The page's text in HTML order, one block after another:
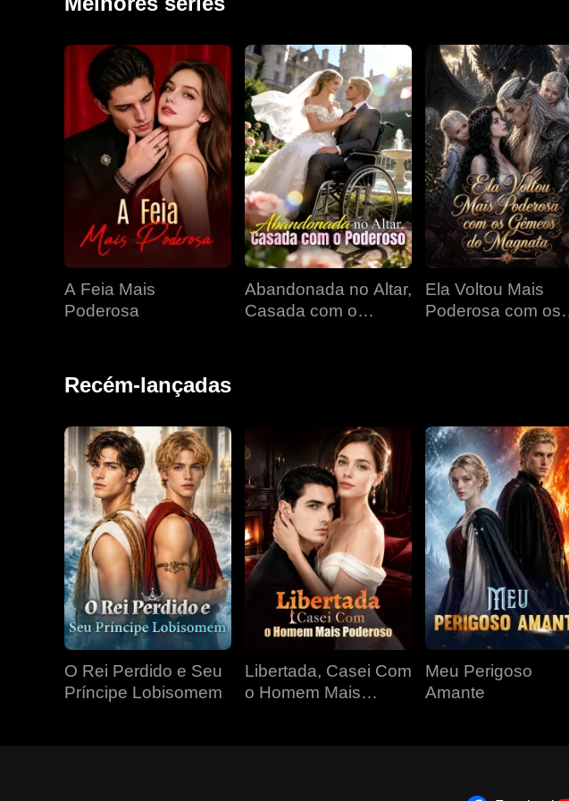
A Feia Mais
Poderosa
Abandonada no Altar,
Casada com o
Ela Voltou Mais
Poderosa com os
Recém-lançadas
O Rei Perdido e Seu
Príncipe Lobisomem
Libertada, Casei Com
o Homem Mais
Meu Perigoso
Amante